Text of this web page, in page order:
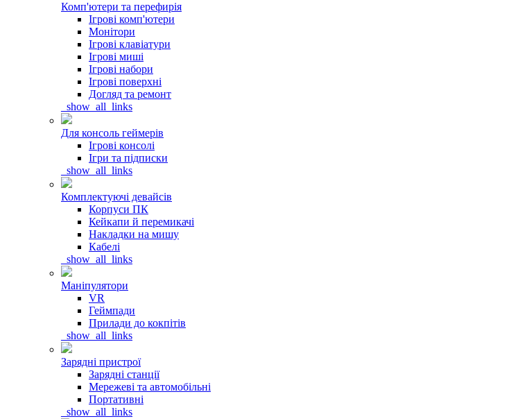
Комп'ютери та перефирія
Ігрові комп'ютери
Монітори
Ігрові клавіатури
Ігрові миші
Ігрові набори
Ігрові поверхні
Догляд та ремонт
_show_all_links
Для консоль геймерів
Ігрові консолі
Ігри та підписки
_show_all_links
Комплектуючі девайсів
Корпуси ПК
Кейкапи й перемикачі
Накладки на мишу
Кабелі
_show_all_links
Маніпулятори
VR
Геймпади
Прилади до кокпітів
_show_all_links
Зарядні пристрої
Зарядні станції
Мережеві та автомобільні
Портативні
_show_all_links